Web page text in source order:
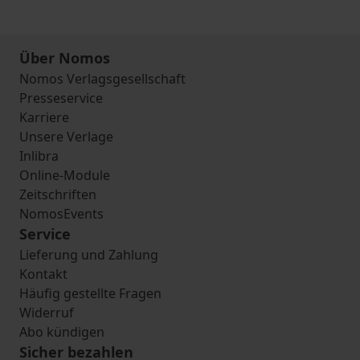
Über Nomos
Nomos Verlagsgesellschaft
Presseservice
Karriere
Unsere Verlage
Inlibra
Online-Module
Zeitschriften
NomosEvents
Service
Lieferung und Zahlung
Kontakt
Häufig gestellte Fragen
Widerruf
Abo kündigen
Sicher bezahlen